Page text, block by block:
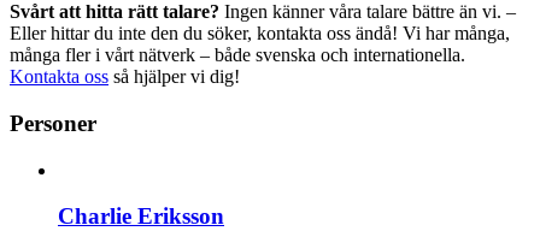
Svårt att hitta rätt talare? Ingen känner våra talare bättre än vi. –
Eller hittar du inte den du söker, kontakta oss ändå! Vi har många,
många fler i vårt nätverk – både svenska och internationella.
Kontakta oss så hjälper vi dig!
Personer
Charlie Eriksson